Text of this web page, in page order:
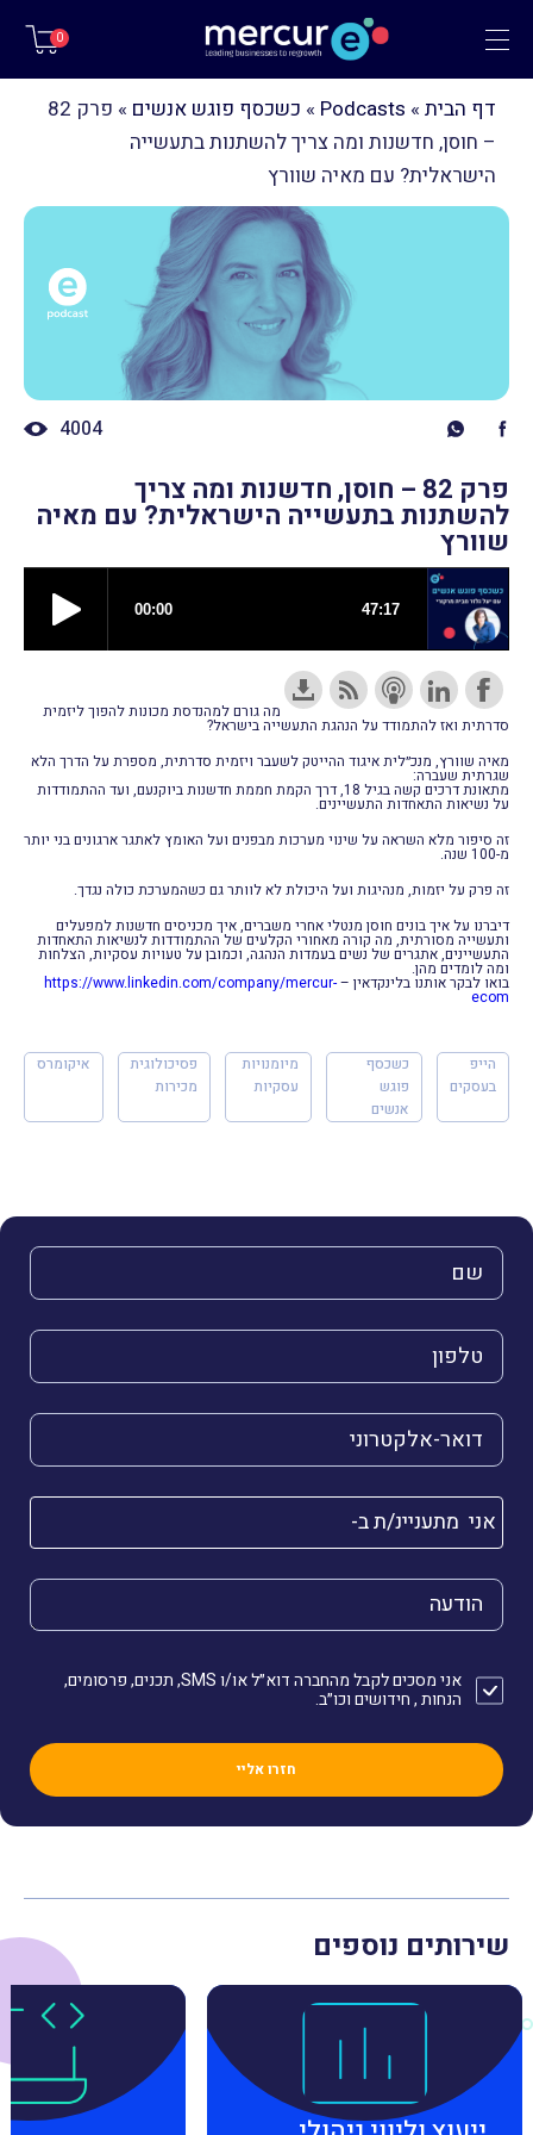
תפריט 0
דף הבית »
Podcasts
» כשכסף פוגש אנשים »
פרק 82
– חוסן, חדשנות ומה צריך להשתנות בתעשייה
הישראלית? עם מאיה שוורץ
4004
פרק 82 – חוסן, חדשנות ומה צריך
להשתנות בתעשייה הישראלית? עם מאיה
שוורץ
מה גורם למהנדסת מכונות להפוך ליזמית
סדרתית ואז להתמודד על הנהגת התעשייה בישראל?
מאיה שוורץ, מנכ״לית איגוד ההייטק לשעבר ויזמית סדרתית, מספרת על הדרך הלא
שגרתית שעברה:
מתאונת דרכים קשה בגיל 18, דרך הקמת חממת חדשנות ביוקנעם, ועד ההתמודדות
על נשיאות התאחדות התעשיינים.
זה סיפור מלא השראה על שינוי מערכות מבפנים ועל האומץ לאתגר ארגונים בני יותר
מ-100 שנה.
זה פרק על יזמות, מנהיגות ועל היכולת לא לוותר גם כשהמערכת כולה נגדך.
דיברנו על איך בונים חוסן מנטלי אחרי משברים, איך מכניסים חדשנות למפעלים
ותעשייה מסורתית, מה קורה מאחורי הקלעים של ההתמודדות לנשיאות התאחדות
התעשיינים, אתגרים של נשים בעמדות הנהגה, וכמובן על טעויות עסקיות, הצלחות
ומה לומדים מהן.
בואו לבקר אותנו בלינקדאין –company/mercur-
ecom
הייפ
בעסקים
כשכסף
פוגש
אנשים
מיומנויות
עסקיות
פסיכולוגית
מכירות
איקומרס
השם שלך (חובה)
הטלפון שלך (חובה)
הדואר האלקטרוני שלך (חובה)
אני מתעניינ/ת ב-
הודעה
אני מסכים לקבל מהחברה דוא״ל או/ו SMS, תכנים, פרסומים,
הנחות , חידושים וכו״ב.
שירותים נוספים